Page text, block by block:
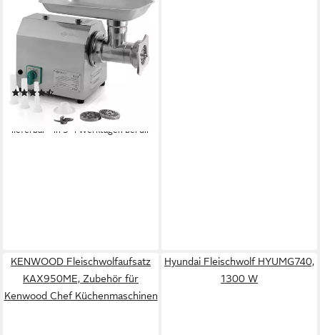
Fleischwolf Profi Edelstahl
Fleischwolf elektrisch, 750W
- 150kg/h, Wurstfüller
750 W
elektrisch
Betriebsart
(15)
279,95 €
mtl. in 24 Raten
lieferbar - in 3-4 Werktagen bei dir
KENWOOD Fleischwolfaufsatz
KAX950ME, Zubehör für
Kenwood Chef Küchenmaschinen
Hyundai Fleischwolf HYUMG740,
1300 W